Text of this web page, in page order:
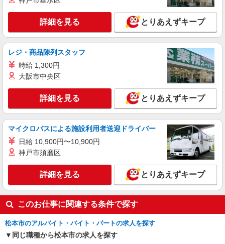
詳細を見る とりあえずキープ
レジ・商品陳列スタッフ
時給 1,300円
大阪市中央区
詳細を見る とりあえずキープ
マイクロバスによる施設利用者送迎ドライバー
日給 10,900円〜10,900円
神戸市須磨区
詳細を見る とりあえずキープ
このお仕事に関連する条件で探す
松本市のアルバイト・バイト・パートの求人を探す
同じ職種から松本市の求人を探す